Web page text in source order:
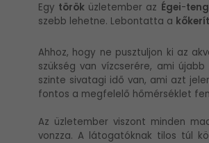
Egy török üzletember az Égei-
szebb lehetne. Lebontatta a
Ahhoz, hogy ne pusztuljon ki az
szükség van vízcserére, ami
szinte sivatagi idő van, ami azt
fontos a megfelelő hőmérséklet
Az üzletember viszont minden
vonzza. A látogatóknak tilos túl